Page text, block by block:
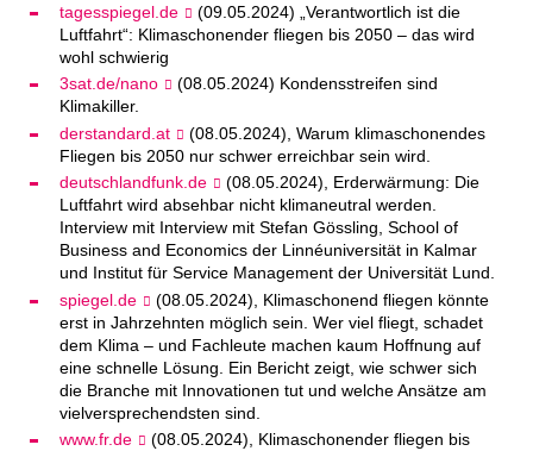
tagesspiegel.de
(09.05.2024) „Verantwortlich ist die
Luftfahrt“: Klimaschonender fliegen bis 2050 – das wird
wohl schwierig
3sat.de/nano
(08.05.2024) Kondensstreifen sind
Klimakiller.
derstandard.at
(08.05.2024), Warum klimaschonendes
Fliegen bis 2050 nur schwer erreichbar sein wird.
deutschlandfunk.de
(08.05.2024), Erderwärmung: Die
Luftfahrt wird absehbar nicht klimaneutral werden.
Interview mit Interview mit Stefan Gössling, School of
Business and Economics der Linnéuniversität in Kalmar
und Institut für Service Management der Universität Lund.
spiegel.de
(08.05.2024), Klimaschonend fliegen könnte
erst in Jahrzehnten möglich sein. Wer viel fliegt, schadet
dem Klima – und Fachleute machen kaum Hoffnung auf
eine schnelle Lösung. Ein Bericht zeigt, wie schwer sich
die Branche mit Innovationen tut und welche Ansätze am
vielversprechendsten sind.
www.fr.de
(08.05.2024), Klimaschonender fliegen bis